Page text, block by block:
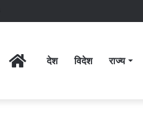
Homeदेश विदेश राज्य